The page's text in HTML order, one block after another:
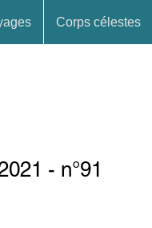
Corps célestes
- n°91